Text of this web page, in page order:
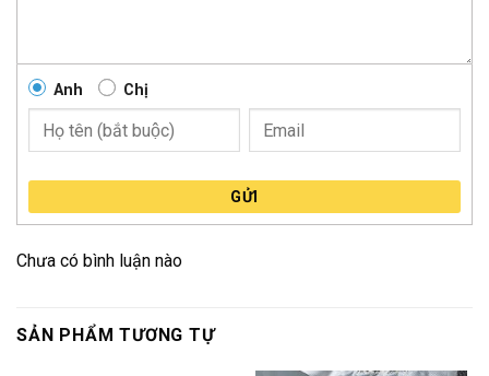
Anh Chị
GỬI
Chưa có bình luận nào
SẢN PHẨM TƯƠNG TỰ